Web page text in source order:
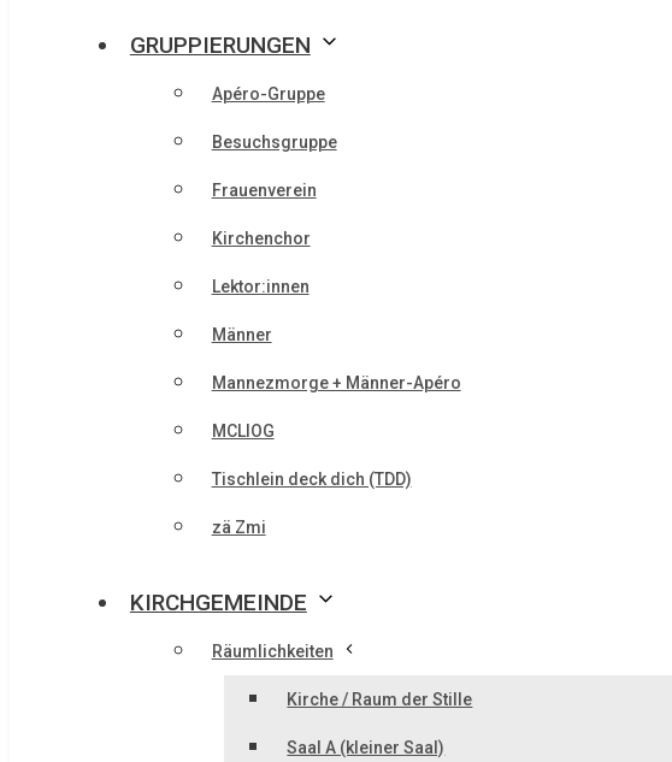
GRUPPIERUNGEN
Apéro-Gruppe
Besuchsgruppe
Frauenverein
Kirchenchor
Lektor:innen
Männer
Mannezmorge + Männer-Apéro
MCLIOG
Tischlein deck dich (TDD)
zä Zmi
KIRCHGEMEINDE
Räumlichkeiten
Kirche / Raum der Stille
Saal A (kleiner Saal)